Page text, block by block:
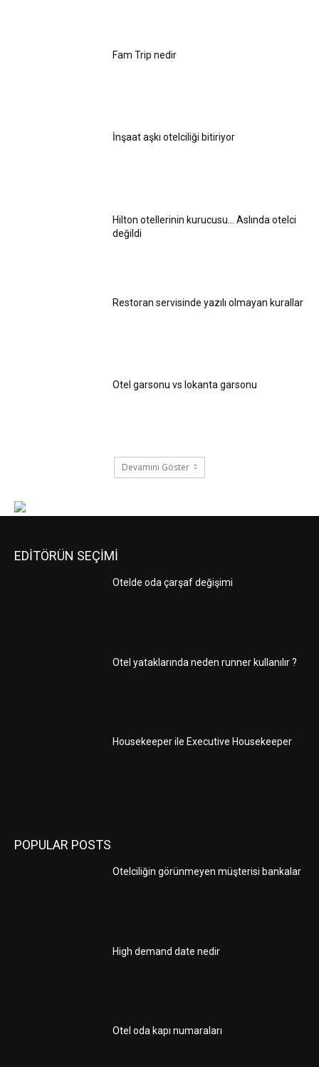
Fam Trip nedir
İnşaat aşkı otelciliği bitiriyor
Hilton otellerinin kurucusu… Aslında otelci
değildi
Restoran servisinde yazılı olmayan kurallar
Otel garsonu vs lokanta garsonu
Devamını Göster
EDİTÖRÜN SEÇİMİ
Otelde oda çarşaf değişimi
Otel yataklarında neden runner kullanılır ?
Housekeeper ile Executive Housekeeper
POPULAR POSTS
Otelciliğin görünmeyen müşterisi bankalar
High demand date nedir
Otel oda kapı numaraları